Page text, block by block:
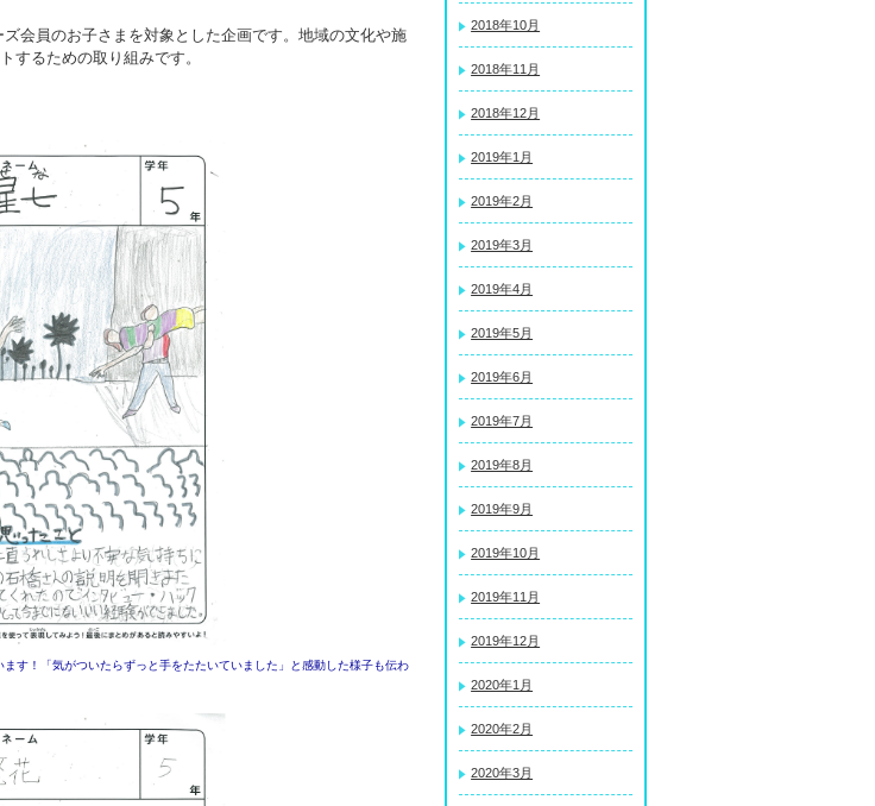
2018年10月
2018年11月
2018年12月
2019年1月
2019年2月
2019年3月
2019年4月
2019年5月
2019年6月
2019年7月
2019年8月
2019年9月
2019年10月
2019年11月
2019年12月
2020年1月
2020年2月
2020年3月
会員のお子さまを対象とした企画です。地域の文化や施
するための取り組みです。
す！「気がついたらずっと手をたたいていました」と感動した様子も伝わ